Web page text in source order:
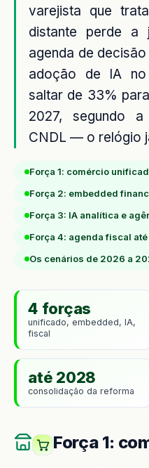
varejista que
distante perde a
agenda de
adoção de IA
saltar de 33%
2027, segundo
CNDL — o relógio
Força 1: comércio
Força 2: embedded
Força 3: IA analítica e
Força 4: agenda fiscal
Os cenários de 2026 a
4 forças
unificado, embedded, IA,
fiscal
até 2028
consolidação da reforma
Força 1: